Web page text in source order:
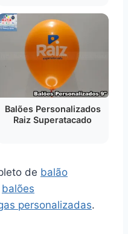
Balões Personalizados
Raiz Superatacado
de balão
balões
personalizadas.